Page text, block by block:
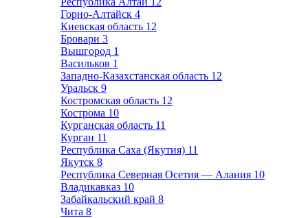
Горно-Алтайск 4
Киевская область 12
Бровари 3
Вышгород 1
Васильков 1
Западно-Казахстанская область 12
Уральск 9
Костромская область 12
Кострома 10
Курганская область 11
Курган 11
Республика Саха (Якутия) 11
Якутск 8
Республика Северная Осетия — Алания 10
Владикавказ 10
Забайкальский край 8
Чита 8